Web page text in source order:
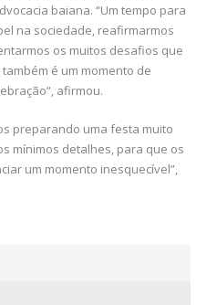
baiana. “Um tempo para
na sociedade, reafirmarmos
os muitos desafios que
é um momento de
afirmou.
preparando uma festa muito
mínimos detalhes, para que os
um momento inesquecível”,